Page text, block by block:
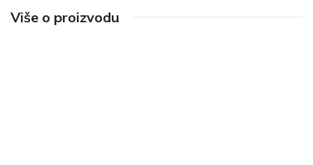
Više o proizvodu